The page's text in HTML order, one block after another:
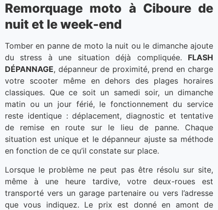
Remorquage moto à Ciboure de
nuit et le week-end
Tomber en panne de moto la nuit ou le dimanche ajoute
du stress à une situation déjà compliquée. FLASH
DÉPANNAGE, dépanneur de proximité, prend en charge
votre scooter même en dehors des plages horaires
classiques. Que ce soit un samedi soir, un dimanche
matin ou un jour férié, le fonctionnement du service
reste identique : déplacement, diagnostic et tentative
de remise en route sur le lieu de panne. Chaque
situation est unique et le dépanneur ajuste sa méthode
en fonction de ce qu’il constate sur place.
Lorsque le problème ne peut pas être résolu sur site,
même à une heure tardive, votre deux-roues est
transporté vers un garage partenaire ou vers l’adresse
que vous indiquez. Le prix est donné en amont de